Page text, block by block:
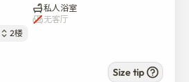
和管理费
！
、洒水器、火灾探测器、灭火
私人浴室
无客厅
2楼
Size tip